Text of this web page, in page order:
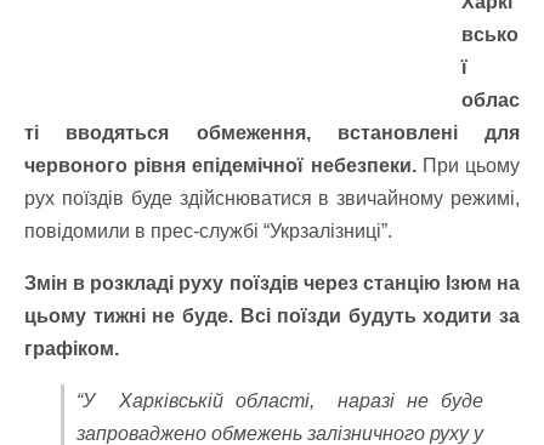
всько
ї
облас
ті вводяться обмеження, встановлені для
червоного рівня епідемічної небезпеки.При цьому
рух поїздів буде здійснюватися в звичайному режимі,
повідомили в прес-службі “Укрзалізниці”.
Змін в розкладі руху поїздів через станцію Ізюм на
цьому тижні не буде. Всі поїзди будуть ходити за
графіком.
“У Харківській області, наразі не буде
запроваджено обмежень залізничного руху у